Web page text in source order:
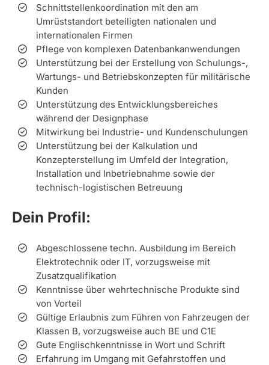
Schnittstellenkoordination mit den am
Umrüststandort beteiligten nationalen und
internationalen Firmen
Pflege von komplexen Datenbankanwendungen
Unterstützung bei der Erstellung von Schulungs-,
Wartungs- und Betriebskonzepten für militärische
Kunden
Unterstützung des Entwicklungsbereiches
während der Designphase
Mitwirkung bei Industrie- und Kundenschulungen
Unterstützung bei der Kalkulation und
Konzepterstellung im Umfeld der Integration,
Installation und Inbetriebnahme sowie der
technisch-logistischen Betreuung
Dein Profil:
Abgeschlossene techn. Ausbildung im Bereich
Elektrotechnik oder IT, vorzugsweise mit
Zusatzqualifikation
Kenntnisse über wehrtechnische Produkte sind
von Vorteil
Gültige Erlaubnis zum Führen von Fahrzeugen der
Klassen B, vorzugsweise auch BE und C1E
Gute Englischkenntnisse in Wort und Schrift
Erfahrung im Umgang mit Gefahrstoffen und